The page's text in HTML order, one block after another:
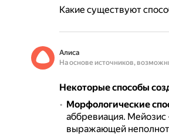
Какие существуют
Алиса
На основе источников,
Некоторые способы
Морфологические
аббревиация. Мейозис
выражающей